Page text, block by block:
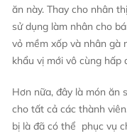
ăn này. Thay cho nhân
sử dụng làm nhân cho
vỏ mềm xốp và nhân gà
khẩu vị mới vô cùng hấp
Hơn nữa, đây là món ăn
cho tất cả các thành
bị là đã có thể phục vụ